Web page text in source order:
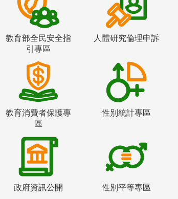
教育部全民安全指
引專區
人體研究倫理申訴
教育消費者保護專
區
性別統計專區
政府資訊公開 性別平等專區